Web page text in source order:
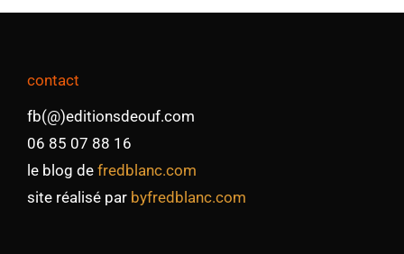
contact
fb(@)editionsdeouf.com
06 85 07 88 16
le blog de fredblanc.com
site réalisé par byfredblanc.com